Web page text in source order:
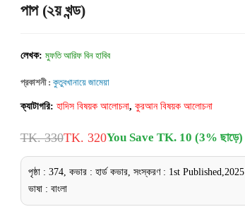
পাপ (২য় খন্ড)
লেখক: মুফতি আরিফ বিন হাবিব
প্রকাশনী : কুতুবখানায়ে জামেয়া
ক্যাটাগরি: হাদিস বিষয়ক আলোচনা, কুরআন বিষয়ক আলোচনা
TK. 330TK. 320You Save TK. 10 (3% ছাড়ে)
পৃষ্ঠা : 374, কভার : হার্ড কভার, সংস্করণ : 1st Published,2025
ভাষা : বাংলা